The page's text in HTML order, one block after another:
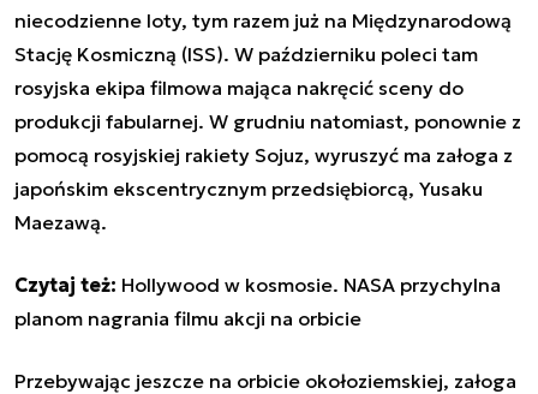
niecodzienne loty, tym razem już na Międzynarodową
Stację Kosmiczną (ISS). W październiku poleci tam
rosyjska ekipa filmowa mająca nakręcić sceny do
produkcji fabularnej. W grudniu natomiast, ponownie z
pomocą rosyjskiej rakiety Sojuz, wyruszyć ma załoga z
japońskim ekscentrycznym przedsiębiorcą, Yusaku
Maezawą.
Czytaj też: Hollywood w kosmosie. NASA przychylna
planom nagrania filmu akcji na orbicie
Przebywając jeszcze na orbicie okołoziemskiej, załoga